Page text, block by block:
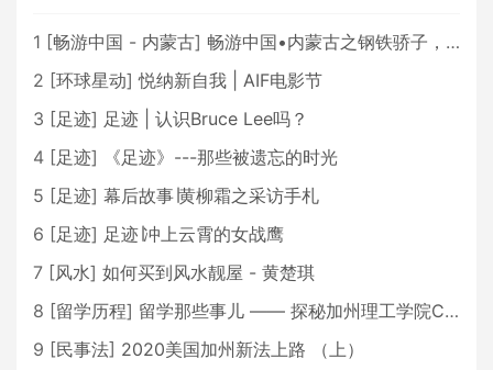
1 [畅游中国 - 内蒙古] 畅游中国•内蒙古之钢铁骄子，魅力包头
2 [环球星动] 悦纳新自我 | AIF电影节
3 [足迹] 足迹 | 认识Bruce Lee吗？
4 [足迹]
《足迹》---那些被遗忘的时光
5 [足迹] 幕后故事∣黄柳霜之采访手札
6 [足迹] 足迹∣冲上云霄的女战鹰
7 [风水] 如何买到风水靓屋 - 黄楚琪
8 [留学历程] 留学那些事儿 —— 探秘加州理工学院Caltech博士生活 [上集]
9 [民事法] 2020美国加州新法上路 （上）